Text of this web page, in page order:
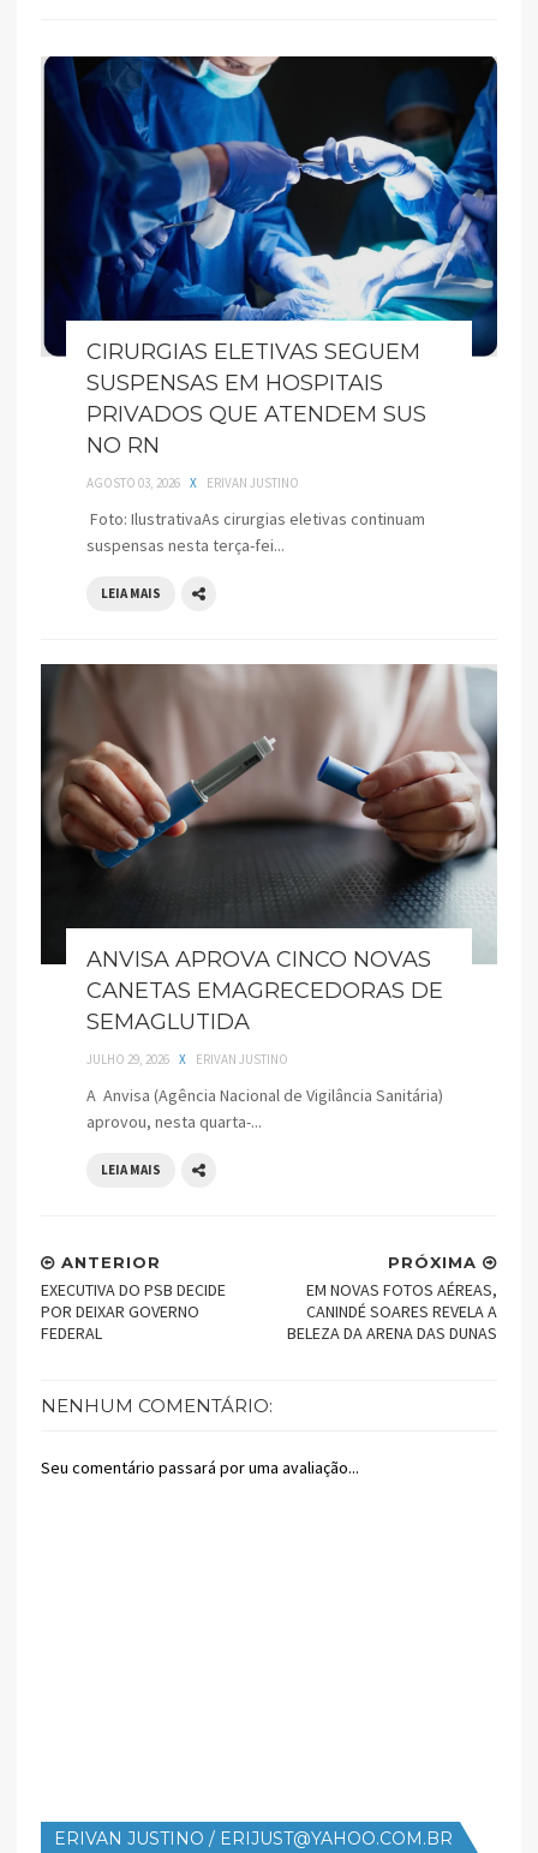
CIRURGIAS ELETIVAS SEGUEM
SUSPENSAS EM HOSPITAIS
PRIVADOS QUE ATENDEM SUS
NO RN
AGOSTO 03, 2026 X ERIVAN JUSTINO
Foto: IlustrativaAs cirurgias eletivas continuam
suspensas nesta terça-fei...
LEIA MAIS
ANVISA APROVA CINCO NOVAS
CANETAS EMAGRECEDORAS DE
SEMAGLUTIDA
JULHO 29, 2026 X ERIVAN JUSTINO
A Anvisa (Agência Nacional de Vigilância Sanitária)
aprovou, nesta quarta-...
LEIA MAIS
PRÓXIMA
EM NOVAS FOTOS AÉREAS,
CANINDÉ SOARES REVELA A
BELEZA DA ARENA DAS DUNAS
ANTERIOR
EXECUTIVA DO PSB DECIDE
POR DEIXAR GOVERNO
FEDERAL
NENHUM COMENTÁRIO:
Seu comentário passará por uma avaliação...
ERIVAN JUSTINO / ERIJUST@YAHOO.COM.BR